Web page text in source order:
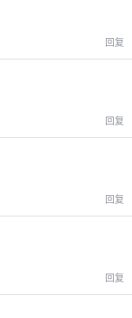
回复
回复
回复
回复